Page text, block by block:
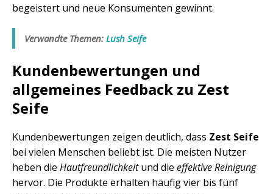
begeistert und neue Konsumenten gewinnt.
Verwandte Themen: Lush Seife
Kundenbewertungen und
allgemeines Feedback zu Zest
Seife
Kundenbewertungen zeigen deutlich, dass Zest Seife
bei vielen Menschen beliebt ist. Die meisten Nutzer
heben die Hautfreundlichkeitund die effektive Reinigung
hervor. Die Produkte erhalten häufig vier bis fünf